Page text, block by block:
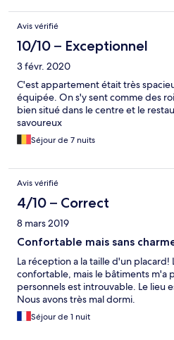
Avis vérifié
10/10 – Exceptionnel
3 févr. 2020
C'est appartement était très
équipée. On s'y sent comme des
bien situé dans le centre et le
savoureux
Séjour de 7 nuits
Avis vérifié
4/10 – Correct
8 mars 2019
Confortable mais sans
La réception a la taille d'un
confortable, mais le bâtiments m'a
personnels est introuvable. Le lieu
Nous avons très mal dormi.
Séjour de 1 nuit